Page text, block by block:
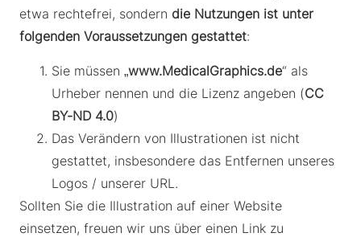
etwa rechtefrei, sondern die Nutzungen ist unter
folgenden Voraussetzungen gestattet:
Sie müssen „www.MedicalGraphics.de“ als
Urheber nennen und die Lizenz angeben (CC
BY-ND 4.0)
Das Verändern von Illustrationen ist nicht
gestattet, insbesondere das Entfernen unseres
Logos / unserer URL.
Sollten Sie die Illustration auf einer Website
einsetzen, freuen wir uns über einen Link zu